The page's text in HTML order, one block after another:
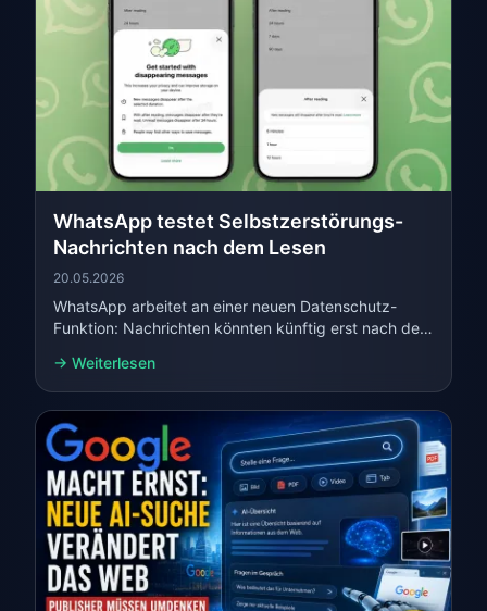
WhatsApp testet Selbstzerstörungs-
Nachrichten nach dem Lesen
20.05.2026
WhatsApp arbeitet an einer neuen Datenschutz-
Funktion: Nachrichten könnten künftig erst nach dem
Timer.
→ Weiterlesen